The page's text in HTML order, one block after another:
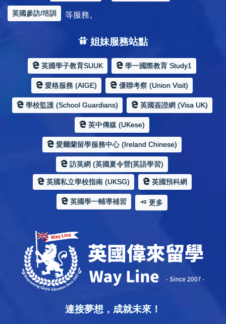
英國參訪/培訓 等服務。
姐妹服務站點
英國學子教育SUUK 學一國際教育 Study1
愛格服務 (AIGE) 優聯考察 (Union Visit)
學校監護 (School Guardians) 英國簽證網 (Visa UK)
英中傳媒 (UKese)
愛爾蘭留學服務中心 (Ireland Chinese)
訪英網 (英國夏令營|英語學習)
英國私立學校指南 (UKSG) 英國預科網
英國學一輔導補習 更多
連接夢想，成就未來！